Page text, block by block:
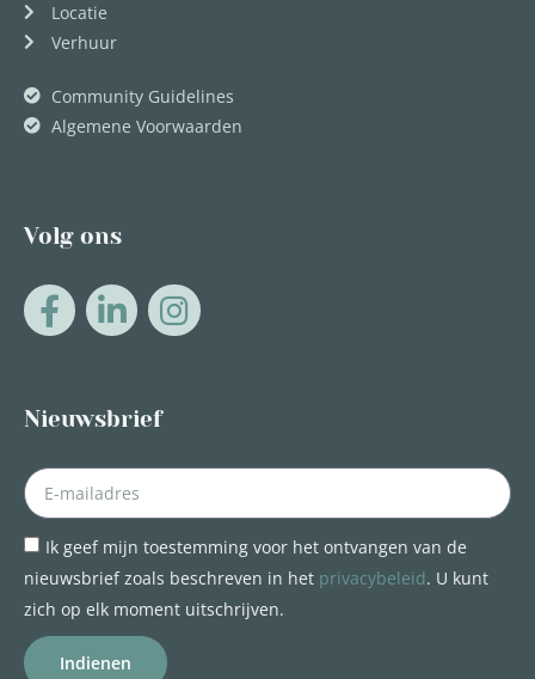
Locatie
Verhuur
Community Guidelines
Algemene Voorwaarden
Volg ons
Nieuwsbrief
Ik geef mijn toestemming voor het ontvangen van de
nieuwsbrief zoals beschreven in het privacybeleid. U kunt
zich op elk moment uitschrijven.
Indienen